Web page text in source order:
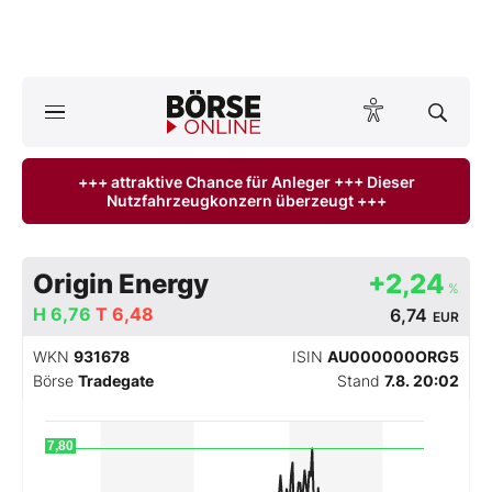
Anlageprodukte
Abo & Shop
BO-Musterdepots
Experten
+++ attraktive Chance für Anleger +++ Dieser
Nutzfahrzeugkonzern überzeugt +++
Origin Energy +2,24 %
6,74 EUR
H 6,76 T 6,48
WKN 931678 ISIN AU000000ORG5
Börse Tradegate Stand 7.8. 20:02
7,80